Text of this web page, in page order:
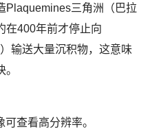
Plaquemines三角洲（巴拉
在400年前才停止向
输送大量沉积物，这意味
查看高分辨率。